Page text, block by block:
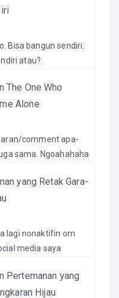
Bisa bangun sendiri.
atau?
The One Who
Alone
comment apa-
sama. Ngoahahaha
yang Retak Gara-
lagi nonaktifin om
media saya
Pertemanan yang
Hijau